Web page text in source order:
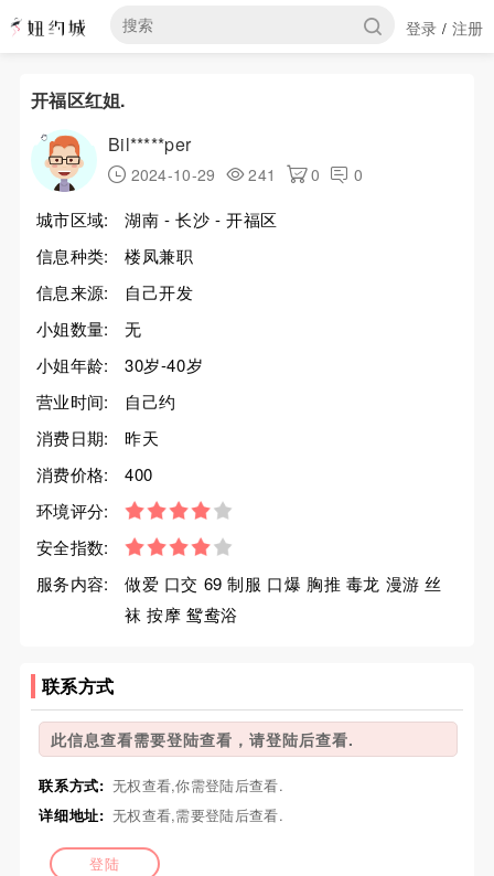
登录 / 注册
开福区红姐.
Bil*****per
2024-10-29 241 0 0
城市区域:
湖南 - 长沙 - 开福区
信息种类:
楼凤兼职
信息来源:
自己开发
小姐数量:
无
小姐年龄:
30岁-40岁
营业时间:
自己约
消费日期:
昨天
消费价格:
400
环境评分:
安全指数:
服务内容:
做爱 口交 69 制服 口爆 胸推 毒龙 漫游 丝
袜 按摩 鸳鸯浴
联系方式
此信息查看需要登陆查看，请登陆后查看.
联系方式: 无权查看,你需登陆后查看.
详细地址: 无权查看,需要登陆后查看.
登陆